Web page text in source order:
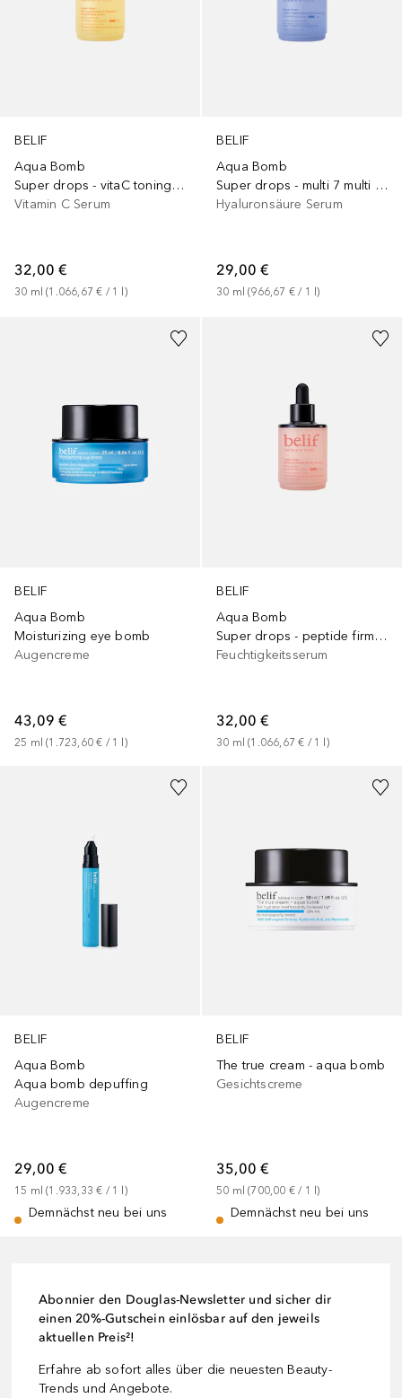
BELIF
Aqua Bomb
Super drops - vitaC toning serum
Vitamin C Serum
32,00 €
30 ml (1.066,67 € / 1 )
BELIF
Aqua Bomb
Super drops - multi 7 multi hyaluron serum
Hyaluronsäure Serum
29,00 €
30 ml (966,67 € / 1 l)
BELIF
Aqua Bomb
Moisturizing eye bomb
Augencreme
43,09 €
25 ml (1.723,60 € / 1 l)
BELIF
Aqua Bomb
Super drops - peptide firming serum
Feuchtigkeitsserum
32,00 €
30 ml (1.066,67 € / 1 l)
BELIF
Aqua Bomb
Aqua bomb depuffing
Augencreme
29,00 €
15 ml (1.933,33 € / 1 )
Demnächst neu bei uns
BELIF
The true cream - aqua bomb
Gesichtscreme
35,00 €
50 ml (700,00 € / 1 l)
Demnächst neu bei uns
Abonnier den Douglas-Newsletter und sicher dir
einen 20%-Gutschein einlösbar auf den jeweils
aktuellen Preis²!
Erfahre ab sofort alles über die neuesten Beauty-
Trends und Angebote.